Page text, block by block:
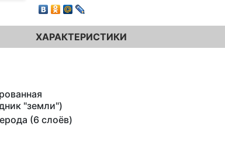
ХАРАКТЕРИСТИКИ
"земли")
(6 слоёв)